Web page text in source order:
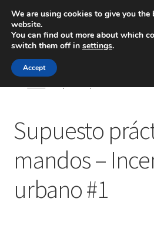
Inicio
Ingeniería
Contacto
Supuesto
mandos –
urbano #1
We are using cookies to give you the
website.
You can find out more about which
switch them off in settings.
Accept